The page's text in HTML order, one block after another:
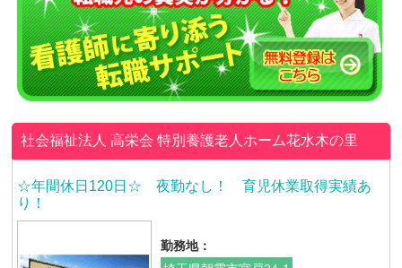
社会福祉法人 高栄会特別養護老人ホーム花水木の里
☆年間休日120日☆ 夜勤なし！ 育児休業取得実績あ
り！
勤務地：